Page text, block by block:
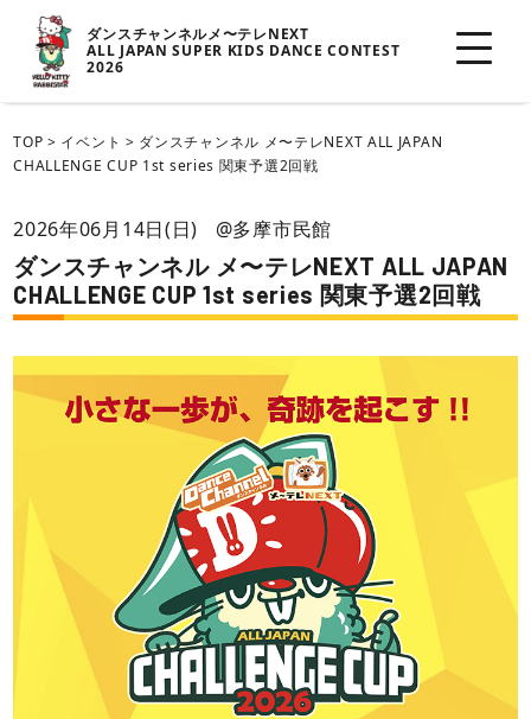
ダンスチャンネルメ〜テレNEXT
ALL JAPAN SUPER KIDS DANCE CONTEST
2026
TOP > イベント > ダンスチャンネル メ〜テレNEXT ALL JAPAN
CHALLENGE CUP 1st series 関東予選2回戦
2026年06月14日(日) @多摩市民館
ダンスチャンネル メ〜テレNEXT ALL JAPAN
CHALLENGE CUP 1st series 関東予選2回戦